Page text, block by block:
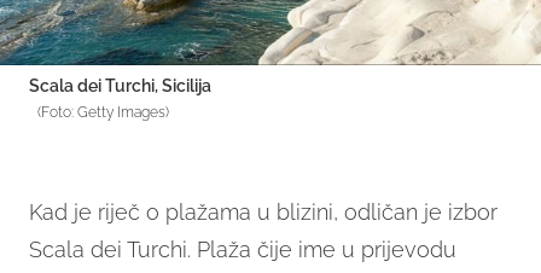
Scala dei Turchi, Sicilija
(Foto: Getty Images)
Kad je riječ o plažama u blizini, odličan je izbor
Scala dei Turchi. Plaža čije ime u prijevodu